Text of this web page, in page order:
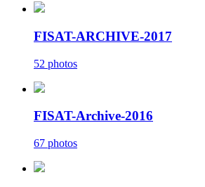
FISAT-ARCHIVE-2017
52 photos
FISAT-Archive-2016
67 photos